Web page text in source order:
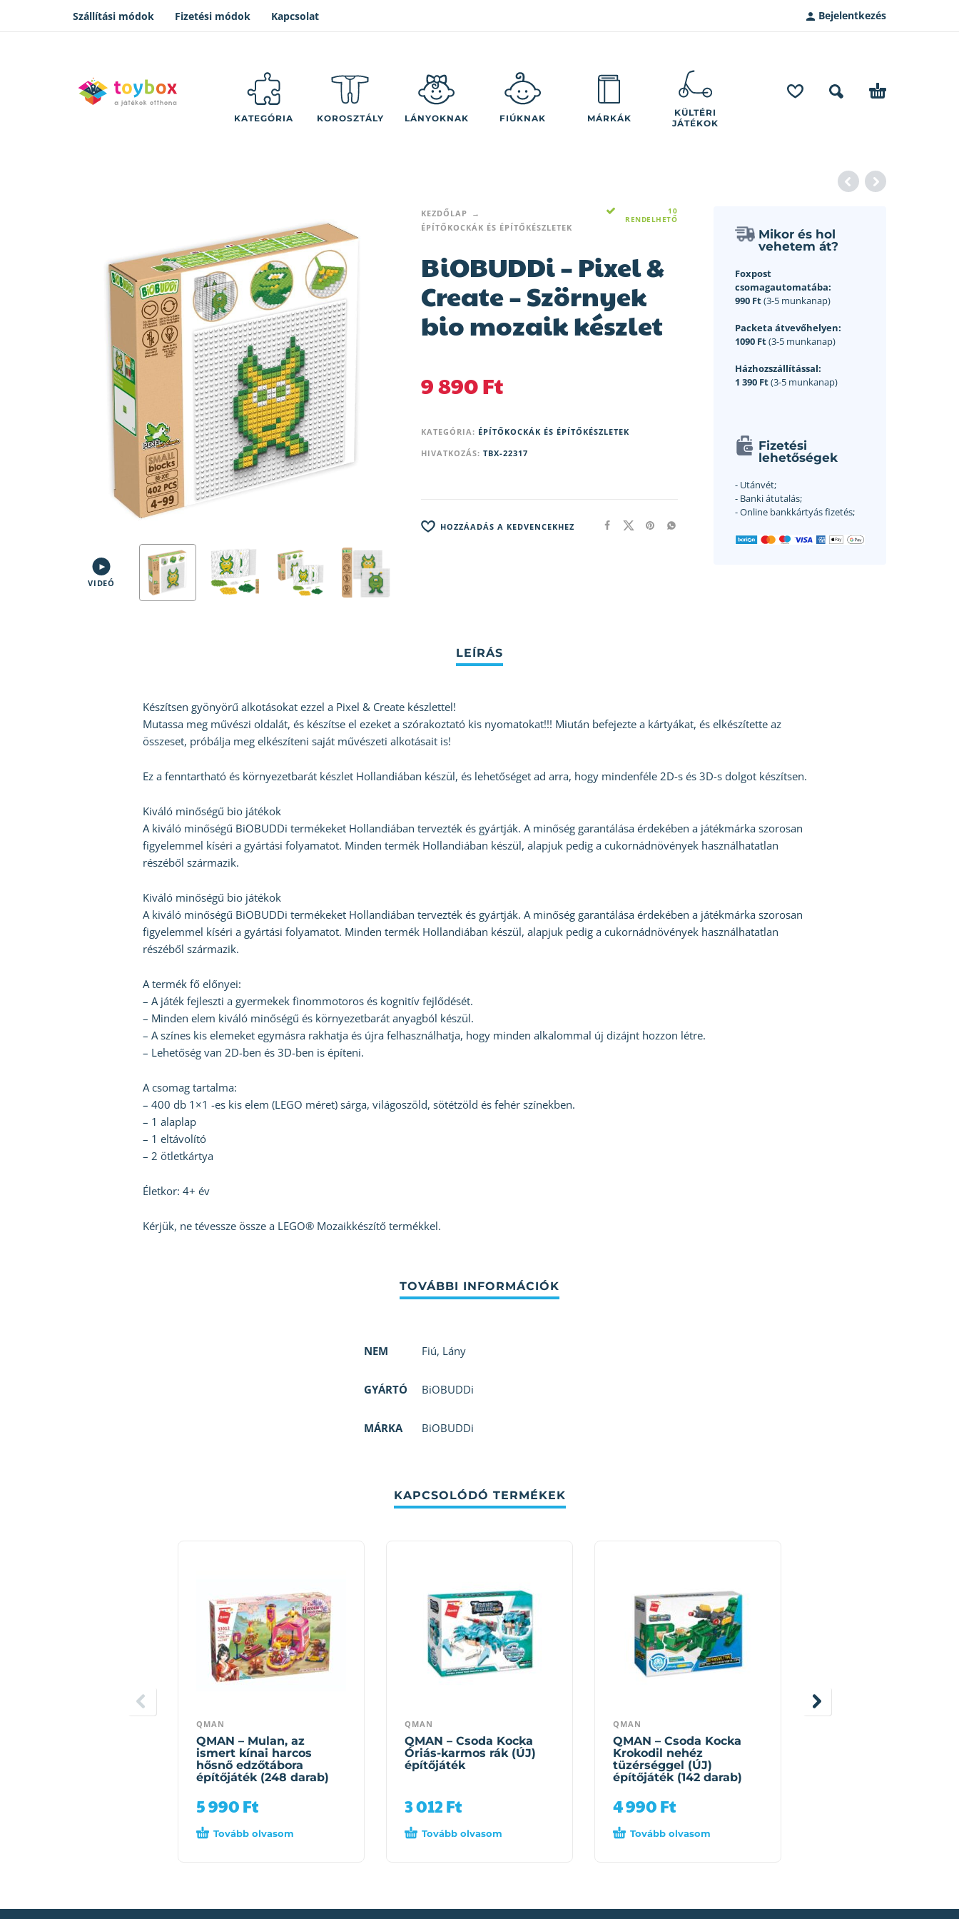
Szállítási módok Fizetési módok Kapcsolat Bejelentkezés
KATEGÓRIA KOROSZTÁLY LÁNYOKNAK FIÚKNAK MÁRKÁK
KÜLTÉRI
JÁTÉKOK
VIDEÓ
KEZDŐLAP
ÉPÍTŐKOCKÁK ÉS ÉPÍTŐKÉSZLETEK
10
RENDELHETŐ
BiOBUDDi – Pixel &
Create – Szörnyek
bio mozaik készlet
9 890Ft
KATEGÓRIA: ÉPÍTŐKOCKÁK ÉS ÉPÍTŐKÉSZLETEK
HIVATKOZÁS: TBX-22317
HOZZÁADÁS A KEDVENCEKHEZ
Mikor és hol
vehetem át?
Foxpost
csomagautomatába:
990 Ft(3-5 munkanap)
Packeta átvevőhelyen:
1090 Ft(3-5 munkanap)
Házhozszállítással:
1 390 Ft(3-5 munkanap)
Fizetési
lehetőségek
- Utánvét;
- Banki átutalás;
- Online bankkártyás fizetés;
Készítsen gyönyörű alkotásokat ezzel a Pixel & Create készlettel!
Mutassa meg művészi oldalát, és készítse el ezeket a szórakoztató kis nyomatokat!!! Miután befejezte a kártyákat, és elkészítette az
összeset, próbálja meg elkészíteni saját művészeti alkotásait is!
Ez a fenntartható és környezetbarát készlet Hollandiában készül, és lehetőséget ad arra, hogy mindenféle 2D-s és 3D-s dolgot készítsen.
Kiváló minőségű bio játékok
A kiváló minőségű BiOBUDDi termékeket Hollandiában tervezték és gyártják. A minőség garantálása érdekében a játékmárka szorosan
figyelemmel kíséri a gyártási folyamatot. Minden termék Hollandiában készül, alapjuk pedig a cukornádnövények használhatatlan
részéből származik.
Kiváló minőségű bio játékok
A kiváló minőségű BiOBUDDi termékeket Hollandiában tervezték és gyártják. A minőség garantálása érdekében a játékmárka szorosan
figyelemmel kíséri a gyártási folyamatot. Minden termék Hollandiában készül, alapjuk pedig a cukornádnövények használhatatlan
részéből származik.
A termék fő előnyei:
– A játék fejleszti a gyermekek finommotoros és kognitív fejlődését.
– Minden elem kiváló minőségű és környezetbarát anyagból készül.
– A színes kis elemeket egymásra rakhatja és újra felhasználhatja, hogy minden alkalommal új dizájnt hozzon létre.
– Lehetőség van 2D-ben és 3D-ben is építeni.
A csomag tartalma:
– 400 db 1×1 -es kis elem (LEGO méret) sárga, világoszöld, sötétzöld és fehér színekben.
– 1 alaplap
– 1 eltávolító
– 2 ötletkártya
Életkor: 4+ év
Kérjük, ne tévessze össze a LEGO® Mozaikkészítő termékkel.
NEM Fiú, Lány
GYÁRTÓ BiOBUDDi
MÁRKA BiOBUDDi
KAPCSOLÓDÓ TERMÉKEK
QMAN
QMAN – Mulan, az
ismert kínai harcos
hősnő edzőtábora
építőjáték (248 darab)
5 990Ft
Tovább olvasom
QMAN
QMAN – Csoda Kocka
Óriás-karmos rák (ÚJ)
építőjáték
3 012Ft
Tovább olvasom
QMAN
QMAN – Csoda Kocka
Krokodil nehéz
tüzérséggel (ÚJ)
építőjáték (142 darab)
4 990Ft
Tovább olvasom